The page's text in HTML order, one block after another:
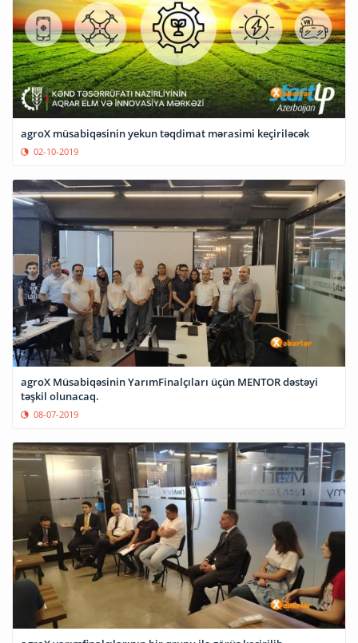
agroX müsabiqəsinin yekun təqdimat mərasimi keçiriləcək
02-10-2019
agroX Müsabiqəsinin YarımFinalçıları üçün MENTOR dəstəyi
təşkil olunacaq.
08-07-2019